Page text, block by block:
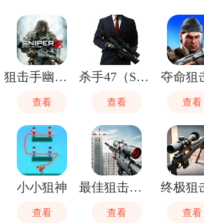
己的目
兴趣的
感兴趣
狙击手幽灵战士2
查看
杀手47（Sniper）
查看
夺命狙
查看
小小狙神
查看
最佳狙击猎手
查看
终极狙
查看